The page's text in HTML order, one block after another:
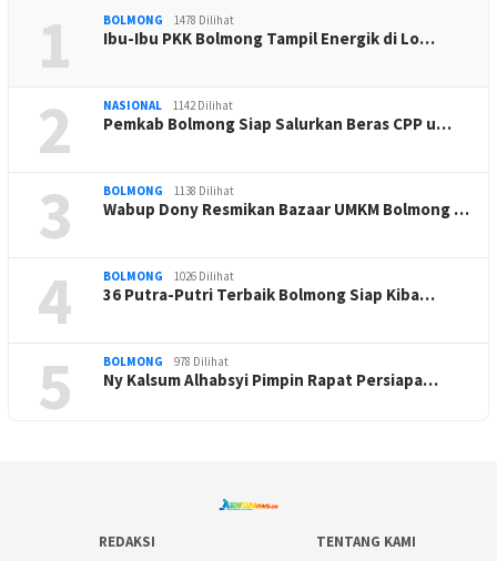
1 BOLMONG 1478 Dilihat
Ibu-Ibu PKK Bolmong Tampil Energik di Lo…
2 NASIONAL 1142 Dilihat
Pemkab Bolmong Siap Salurkan Beras CPP u…
3 BOLMONG 1138 Dilihat
Wabup Dony Resmikan Bazaar UMKM Bolmong …
4 BOLMONG 1026 Dilihat
36 Putra-Putri Terbaik Bolmong Siap Kiba…
5 BOLMONG 978 Dilihat
Ny Kalsum Alhabsyi Pimpin Rapat Persiapa…
REDAKSI TENTANG KAMI